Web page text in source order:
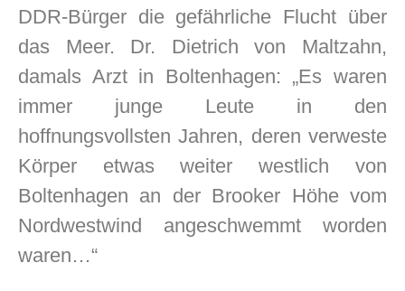
DDR-Bürger die gefährliche Flucht über
das Meer. Dr. Dietrich von Maltzahn,
damals Arzt in Boltenhagen: „Es waren
immer junge Leute in den
hoffnungsvollsten Jahren, deren verweste
Körper etwas weiter westlich von
Boltenhagen an der Brooker Höhe vom
Nordwestwind angeschwemmt worden
waren…“